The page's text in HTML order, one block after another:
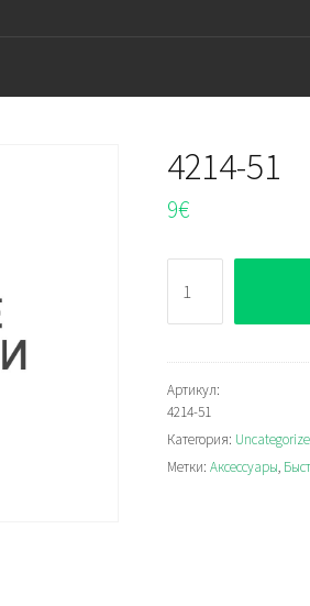
4214-51
9€
4214-
51
Артикул:
4214-51
Категория:
Метки: Аксессуары,